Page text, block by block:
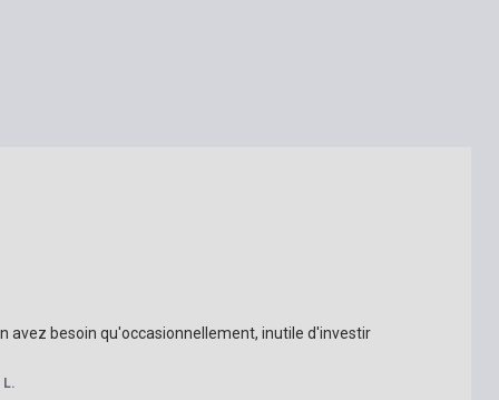
avez besoin qu'occasionnellement, inutile d'investir
L.